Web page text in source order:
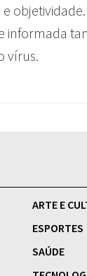
informada
vírus.
ARTE E
ESPORTES
SAÚDE